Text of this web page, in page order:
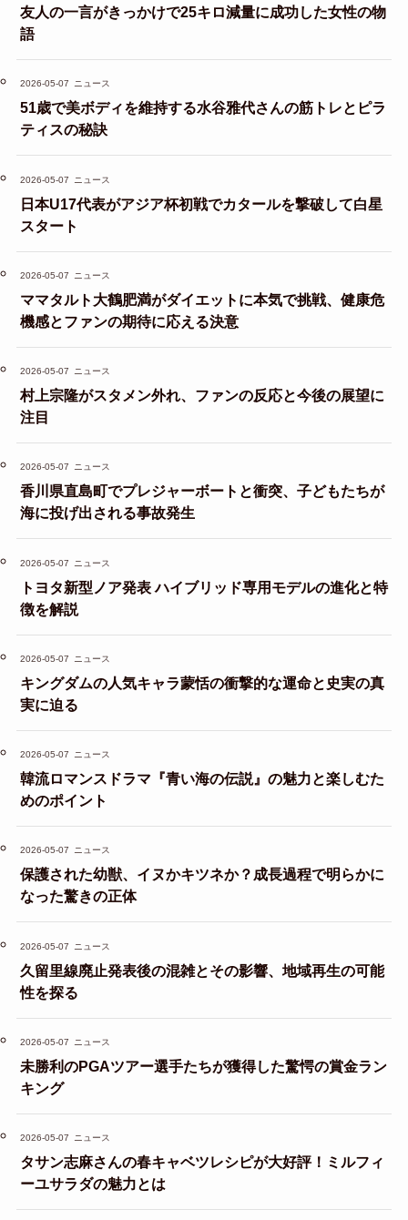
友人の一言がきっかけで25キロ減量に成功した女性の物
語
2026-05-07 ニュース
51歳で美ボディを維持する水谷雅代さんの筋トレとピラ
ティスの秘訣
2026-05-07 ニュース
日本U17代表がアジア杯初戦でカタールを撃破して白星
スタート
2026-05-07 ニュース
ママタルト大鶴肥満がダイエットに本気で挑戦、健康危
機感とファンの期待に応える決意
2026-05-07 ニュース
村上宗隆がスタメン外れ、ファンの反応と今後の展望に
注目
2026-05-07 ニュース
香川県直島町でプレジャーボートと衝突、子どもたちが
海に投げ出される事故発生
2026-05-07 ニュース
トヨタ新型ノア発表 ハイブリッド専用モデルの進化と特
徴を解説
2026-05-07 ニュース
キングダムの人気キャラ蒙恬の衝撃的な運命と史実の真
実に迫る
2026-05-07 ニュース
韓流ロマンスドラマ『青い海の伝説』の魅力と楽しむた
めのポイント
2026-05-07 ニュース
保護された幼獣、イヌかキツネか？成長過程で明らかに
なった驚きの正体
2026-05-07 ニュース
久留里線廃止発表後の混雑とその影響、地域再生の可能
性を探る
2026-05-07 ニュース
未勝利のPGAツアー選手たちが獲得した驚愕の賞金ラン
キング
2026-05-07 ニュース
タサン志麻さんの春キャベツレシピが大好評！ミルフィ
ーユサラダの魅力とは